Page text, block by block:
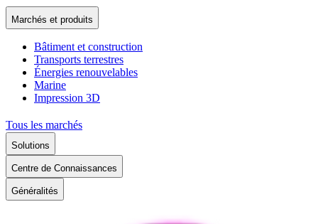
Marchés et produits
Bâtiment et construction
Transports terrestres
Énergies renouvelables
Marine
Impression 3D
Tous les marchés
Solutions
Centre de Connaissances
Généralités